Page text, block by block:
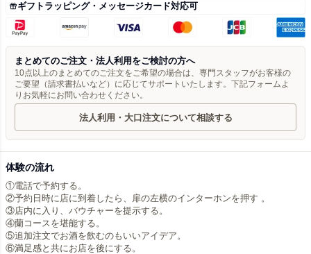
ギフトラッピング・メッセージカード対応可
まとめてのご注文・法人利用をご検討の方へ
10点以上のまとめてのご注文をご希望の場合は、専門スタッフがお客様の
ご要望（請求書払いなど）に応じてサポートいたします。下記フォームよ
りお気軽にお問い合わせください。
法人利用・大口注文について相談する
体験の流れ
①電話で予約する。
②予約日時に店に到着したら、扉の左横のインターホンを押す 。
③店内に入り、バウチャーを提示する。
④蘭コースを堪能する。
⑤追加注文でお酒を飲むのもいいアイデア。